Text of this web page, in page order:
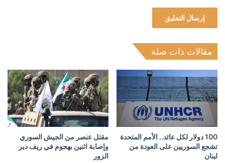
مقالات ذات صلة
100 دولار لكل عائد.. الأمم المتحدة
تشجع السوريين على العودة من
لبنان
مقتل عنصر من الجيش السوري
وإصابة اثنين بهجوم في ريف دير
الزور